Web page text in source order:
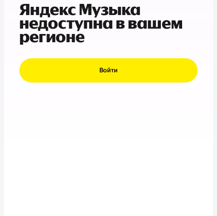
Яндекс Музыка
недоступна в вашем
регионе
Войти